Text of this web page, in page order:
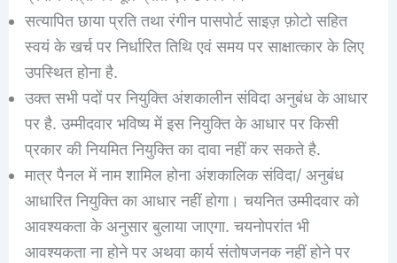
सत्यापित छाया प्रति तथा रंगीन पासपोर्ट साइज़ फ़ोटो सहित
स्वयं के खर्च पर निर्धारित तिथि एवं समय पर साक्षात्कार के लिए
उपस्थित होना है.
उक्त सभी पदों पर नियुक्ति अंशकालीन संविदा अनुबंध के आधार
पर है. उम्मीदवार भविष्य में इस नियुक्ति के आधार पर किसी
प्रकार की नियमित नियुक्ति का दावा नहीं कर सकते है.
मात्र पैनल में नाम शामिल होना अंशकालिक संविदा/ अनुबंध
आधारित नियुक्ति का आधार नहीं होगा। चयनित उम्मीदवार को
आवश्यकता के अनुसार बुलाया जाएगा. चयनोपरांत भी
आवश्यकता ना होने पर अथवा कार्य संतोषजनक नहीं होने पर